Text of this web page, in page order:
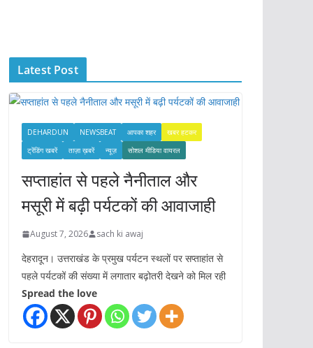
e
s
Latest Post
DEHARDUN NEWSBEAT आपका शहर
खबर हटकर
ट्रेंडिंग खबरें
ताज़ा ख़बरें न्यूज़ सोशल मीडिया वायरल
सप्ताहांत से पहले नैनीताल और
मसूरी में बढ़ी पर्यटकों की आवाजाही
August 7, 2026 sach ki awaj
देहरादून। उत्तराखंड के प्रमुख पर्यटन स्थलों पर सप्ताहांत से
पहले पर्यटकों की संख्या में लगातार बढ़ोतरी देखने को मिल रही
Spread the love